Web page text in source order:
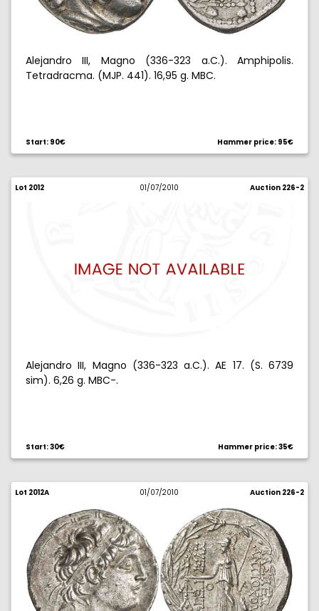
Alejandro III, Magno (336-323 a.C.). Amphipolis.
Tetradracma. (MJP. 441). 16,95 g. MBC.
Start: 90€ Hammer price: 95€
Lot 2012 01/07/2010 Auction 226-2
Alejandro III, Magno (336-323 a.C.). AE 17. (S. 6739
sim). 6,26 g. MBC-.
Start: 30€ Hammer price: 35€
Lot 2012A 01/07/2010 Auction 226-2